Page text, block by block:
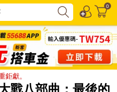
0
鉅獻。
戰八部曲：最後的